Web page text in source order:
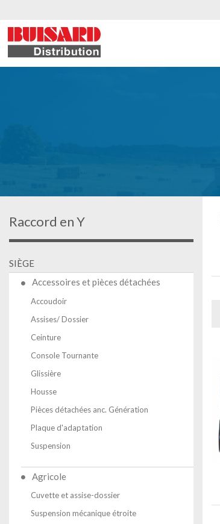
Raccord en Y
SIÈGE
Accessoires et pièces détachées
Accoudoir
Assises/ Dossier
Ceinture
Console Tournante
Glissière
Housse
Pièces détachées anc. Génération
Plaque d'adaptation
Suspension
Agricole
Cuvette et assise-dossier
Suspension mécanique étroite